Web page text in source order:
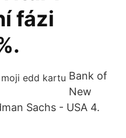
fázi
Bank of
New
Sachs - USA 4.